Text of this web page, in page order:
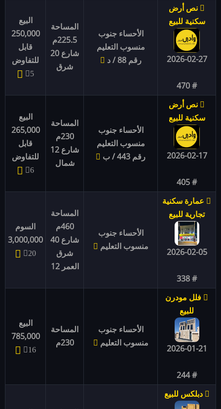
نص أرض
سكنية للبيع
2026-02-27
# 470
الأحساء جنوب
منسوب التعليم
رقم 88 / د
المساحة
225.5م
شارع 20
شرق
البيع
250,000
قابل
للتفاوض
5
نص أرض
سكنية للبيع
2026-02-17
# 405
الأحساء جنوب
منسوب التعليم
رقم 443 / ب
المساحة
230م
شارع 12
شمال
البيع
265,000
قابل
للتفاوض
6
عمارة سكنية
تجارية للبيع
2026-02-05
# 338
الأحساء جنوب
منسوب التعليم
المساحة
460م
شارع 40
شرق
العمر 12
السوم
3,000,000
20
فلل مودرن
للبيع
2026-01-21
# 244
الأحساء جنوب
منسوب التعليم
المساحة
230م
البيع
785,000
16
دبلكس للبيع